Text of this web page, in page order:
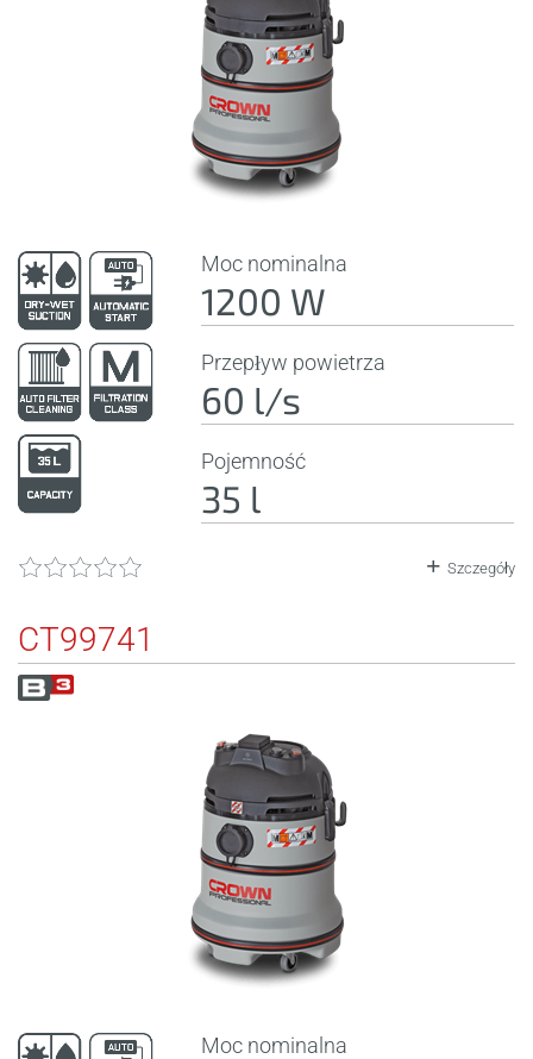
Moc nominalna
1200 W
Przepływ powietrza
60 l/s
Pojemność
35 l
Szczegóły
CT99741
Moc nominalna